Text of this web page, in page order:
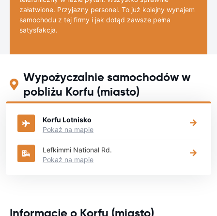
załatwione. Przyjazny personel. To już kolejny wynajem
samochodu z tej firmy i jak dotąd zawsze pełna
satysfakcja.
Wypożyczalnie samochodów w
pobliżu Korfu (miasto)
Korfu Lotnisko
Pokaż na mapie
Lefkimmi National Rd.
Pokaż na mapie
Informacje o Korfu (miasto)